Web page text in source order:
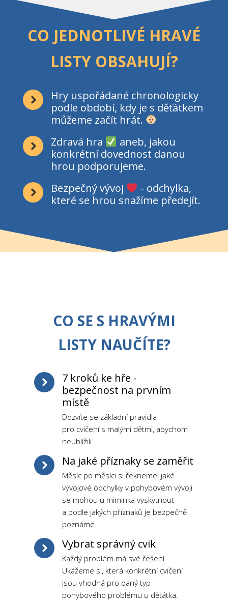
CO JEDNOTLIVÉ HRAVÉ
LISTY OBSAHUJÍ?
Hry uspořádané chronologicky
podle období, kdy je s děťátkem
můžeme začít hrát.
Zdravá hra
aneb, jakou
konkrétní dovednost danou
hrou podporujeme.
Bezpečný vývoj
- odchylka,
které se hrou snažíme předejít.
CO SE S HRAVÝMI
LISTY NAUČÍTE?
7 kroků ke hře -
bezpečnost na prvním
místě
Dozvíte se základní pravidla
pro cvičení s malými dětmi, abychom
neublížili.
Na jaké příznaky se zaměřit
Měsíc po měsíci si řekneme, jaké
vývojové odchylky v pohybovém vývoji
se mohou u miminka vyskytnout
a podle jakých příznaků je bezpečně
poznáme.
Vybrat správný cvik
Každý problém má své řešení.
Ukážeme si, která konkrétní cvičení
jsou vhodná pro daný typ
pohybového problému u děťátka.